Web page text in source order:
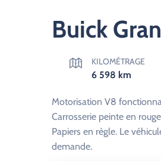
Buick
KILOMÉTRAGE
6 598 km
Motorisation V8
Carrosserie peinte en
Papiers en règle. Le
demande.